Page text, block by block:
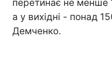
перетинає не менше
а у вихідні - понад
Демченко.